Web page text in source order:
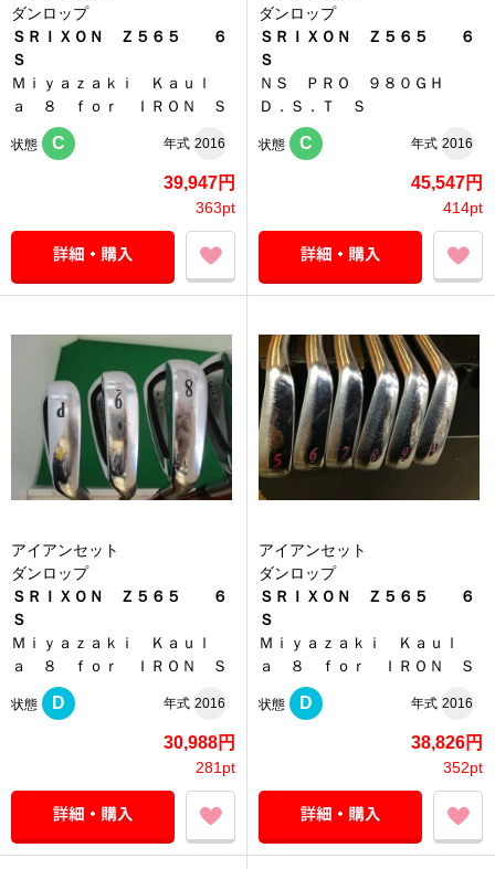
ダンロップ
ＳＲＩＸＯＮ Ｚ５６５ ６
Ｓ
Ｍｉｙａｚａｋｉ Ｋａｕｌ
ａ ８ ｆｏｒ ＩＲＯＮ Ｓ
状態 C 年式 2016
39,947円
363pt
ダンロップ
ＳＲＩＸＯＮ Ｚ５６５ ６
Ｓ
ＮＳ ＰＲＯ ９８０ＧＨ
Ｄ．Ｓ．Ｔ Ｓ
状態 C 年式 2016
45,547円
414pt
アイアンセット
ダンロップ
ＳＲＩＸＯＮ Ｚ５６５ ６
Ｓ
Ｍｉｙａｚａｋｉ Ｋａｕｌ
ａ ８ ｆｏｒ ＩＲＯＮ Ｓ
状態 D 年式 2016
30,988円
281pt
アイアンセット
ダンロップ
ＳＲＩＸＯＮ Ｚ５６５ ６
Ｓ
Ｍｉｙａｚａｋｉ Ｋａｕｌ
ａ ８ ｆｏｒ ＩＲＯＮ Ｓ
状態 D 年式 2016
38,826円
352pt